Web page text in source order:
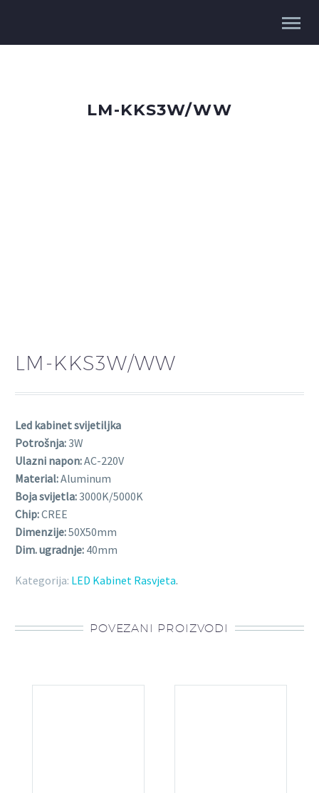
LM-KKS3W/WW
LM-KKS3W/WW
Led kabinet svijetiljka
Potrošnja:3W
Ulazni napon:AC-220V
Material:Aluminum
Boja svijetla:3000K/5000K
Chip:CREE
Dimenzije:50X50mm
Dim. ugradnje: 40mm
Kategorija: LED Kabinet Rasvjeta.
POVEZANI PROIZVODI